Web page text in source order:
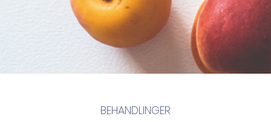
BEHANDLINGER